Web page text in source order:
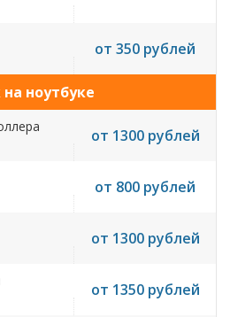
от 350 рублей
ноутбуке
от 1300 рублей
от 800 рублей
от 1300 рублей
от 1350 рублей